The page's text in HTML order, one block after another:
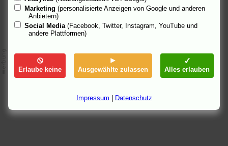
Marketing (personalisierte Anzeigen von Google und anderen
Anbietern)
Social Media (Facebook, Twitter, Instagram, YouTube und
andere Plattformen)
Erlaube keine Ausgewählte zulassen Alles erlauben
Impressum Datenschutz